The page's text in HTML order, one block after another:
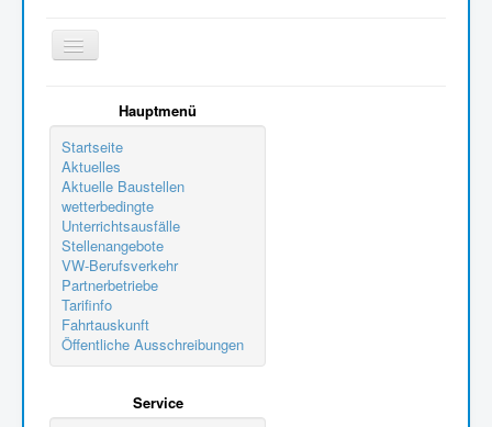
Toggle
Navigation
Aktuelle Seite: Tarifinfo
Hauptmenü
Startseite
Aktuelles
Aktuelle Baustellen
wetterbedingte
Unterrichtsausfälle
Stellenangebote
VW-Berufsverkehr
Partnerbetriebe
Tarifinfo
Fahrtauskunft
Öffentliche Ausschreibungen
Service